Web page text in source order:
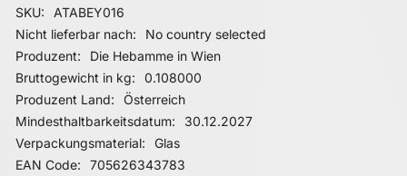
Mehr Informationen
SKU
ATABEY016
Nicht lieferbar nach
No country selected
Produzent
Die Hebamme in Wien
Bruttogewicht in kg
0.108000
Produzent Land
Österreich
Mindesthaltbarkeitsdatum
30.12.2027
Verpackungsmaterial
Glas
EAN Code
705626343783